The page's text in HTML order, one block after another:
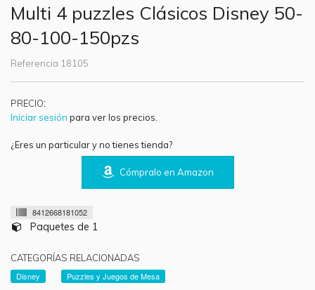
Multi 4 puzzles Clásicos Disney 50-
80-100-150pzs
Referencia 18105
PRECIO:
Iniciar sesión para ver los precios.
¿Eres un particular y no tienes tienda?
Cómpralo en Amazon
8412668181052
Paquetes de 1
CATEGORÍAS RELACIONADAS
Disney
Puzzles y Juegos de Mesa